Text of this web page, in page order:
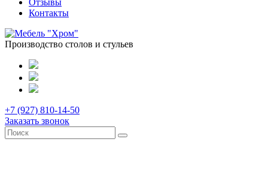
Отзывы
Контакты
Производство столов и стульев
+7 (927) 810-14-50
Заказать звонок